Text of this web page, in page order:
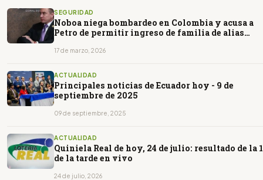
SEGURIDAD
Noboa niega bombardeo en Colombia y acusa a
Petro de permitir ingreso de familia de alias
17 de marzo, 2026
ACTUALIDAD
Principales noticias de Ecuador hoy - 9 de
septiembre de 2025
09 de septiembre, 2025
ACTUALIDAD
Quiniela Real de hoy, 24 de julio: resultado de la 1
de la tarde en vivo
24 de julio, 2026